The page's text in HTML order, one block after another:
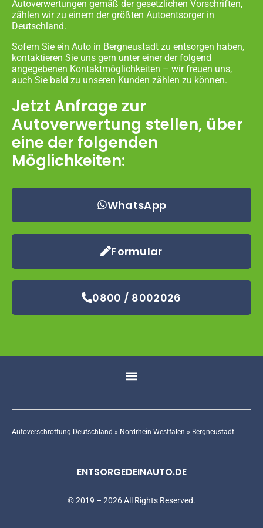
Autoverwertungen gemäß der gesetzlichen Vorschriften,
zählen wir zu einem der größten Autoentsorger in
Deutschland.
Sofern Sie ein Auto in Bergneustadt zu entsorgen haben,
kontaktieren Sie uns gern unter einer der folgend
angegebenen Kontaktmöglichkeiten – wir freuen uns,
auch Sie bald zu unseren Kunden zählen zu können.
Jetzt Anfrage zur
Autoverwertung stellen, über
eine der folgenden
Möglichkeiten:
WhatsApp
Formular
0800 / 8002026
Autoverschrottung Deutschland » Nordrhein-Westfalen » Bergneustadt
ENTSORGEDEINAUTO.DE
© 2019 – 2026 All Rights Reserved.